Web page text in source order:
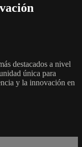
destacados a nivel
única para
y la innovación en